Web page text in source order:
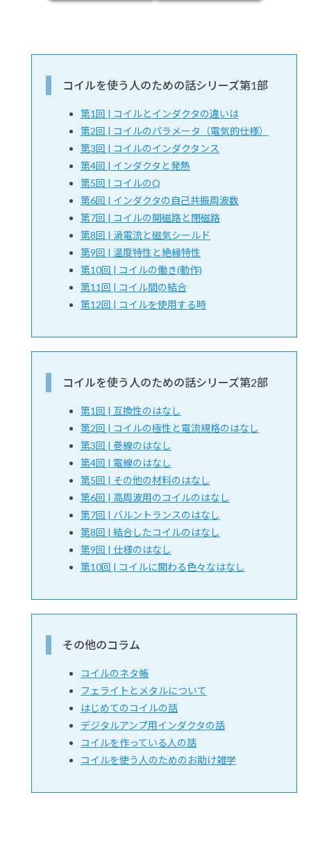
コイルを使う人のための話シリーズ第1部
第1回 | コイルとインダクタの違いは
第2回 | コイルのパラメータ（電気的仕様）
第3回 | コイルのインダクタンス
第4回 | インダクタと発熱
第5回 | コイルのQ
第6回 | インダクタの自己共振周波数
第7回 | コイルの開磁路と閉磁路
第8回 | 渦電流と磁気シールド
第9回 | 温度特性と絶縁特性
第10回 | コイルの働き(動作)
第11回 | コイル間の結合
第12回 | コイルを使用する時
コイルを使う人のための話シリーズ第2部
第1回 | 互換性のはなし
第2回 | コイルの極性と電流規格のはなし
第3回 | 巻線のはなし
第4回 | 電線のはなし
第5回 | その他の材料のはなし
第6回 | 高周波用のコイルのはなし
第7回 | バルントランスのはなし
第8回 | 結合したコイルのはなし
第9回 | 仕様のはなし
第10回 | コイルに関わる色々なはなし
その他のコラム
コイルのネタ帳
フェライトとメタルについて
はじめてのコイルの話
デジタルアンプ用インダクタの話
コイルを作っている人の話
コイルを使う人のためのお助け雑学